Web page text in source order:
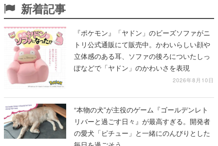
新着記事
『ポケモン』「ヤドン」のビーズソファがニ
トリ公式通販にて販売中。かわいらしい顔や
立体感のある耳、ソファの後ろについたしっ
ぽなどで「ヤドン」のかわいさを表現
2026年8月10日
“本物の犬”が主役のゲーム『ゴールデンレト
リバーと過ごす日々』が最高すぎる。開発者
の愛犬「ピチュー」と一緒にのんびりとした